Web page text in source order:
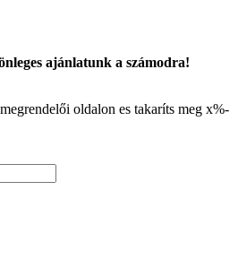
ajánlatunk a számodra!
oldalon es takaríts meg x%-